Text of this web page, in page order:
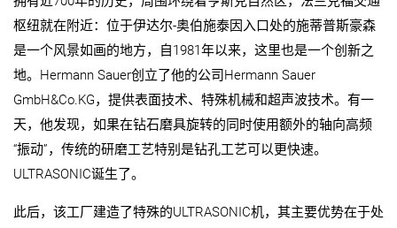
枢纽就在附近：位于伊达尔-奥伯施泰因入口处的施蒂普斯豪森
是一个风景如画的地方，自1981年以来，这里也是一个创新之
地。Hermann Sauer创立了他的公司Hermann Sauer
GmbH&Co.KG，提供表面技术、特殊机械和超声波技术。有一
天，他发现，如果在钻石磨具旋转的同时使用额外的轴向高频
“振动”，传统的研磨工艺特别是钻孔工艺可以更快速。
ULTRASONIC诞生了。
此后，该工厂建造了特殊的ULTRASONIC机，其主要优势在于处